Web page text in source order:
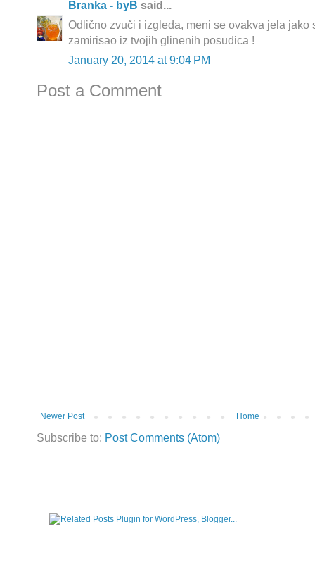
Branka - byB said...
Odlično zvuči i izgleda, meni se ovakva jela jako
zamirisao iz tvojih glinenih posudica !
January 20, 2014 at 9:04 PM
Post a Comment
Newer Post Home
Subscribe to: Post Comments (Atom)